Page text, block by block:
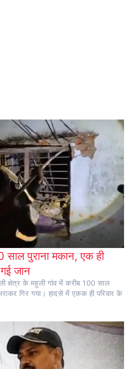
साल पुराना मकान, एक ही
जान
क्षेत्र के महुली गांव में करीब 100 साल
गिर गया। हादसे में एकक ही परिवार के